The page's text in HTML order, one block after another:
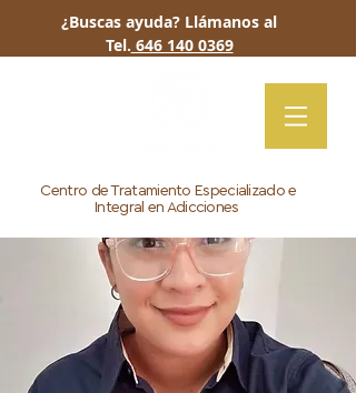
¿Buscas ayuda? Llámanos al
Tel. 646 140 0369
Centro de Tratamiento Especializado e
Integral en Adicciones